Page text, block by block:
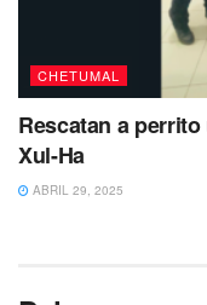
CHETUMAL
Rescatan a
Xul-Ha
ABRIL 29, 2025